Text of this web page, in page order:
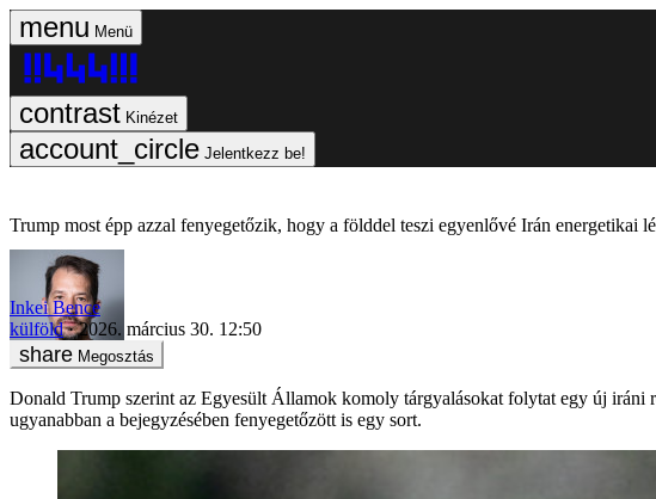
Menü
Kinézet
Jelentkezz be!
Trump most épp azzal fenyegetőzik, hogy a földdel teszi egyenlővé Irán energetikai
Inkei Bence
külföld
2026. március 30. 12:50
Megosztás
Donald Trump szerint az Egyesült Államok komoly tárgyalásokat folytat egy új iráni
ugyanabban a bejegyzésében fenyegetőzött is egy sort.